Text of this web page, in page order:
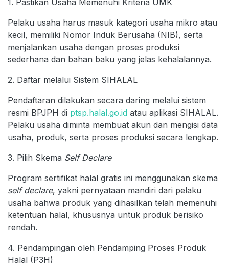
1. Pastikan Usaha Memenuhi Kriteria UMK
Pelaku usaha harus masuk kategori usaha mikro atau
kecil, memiliki Nomor Induk Berusaha (NIB), serta
menjalankan usaha dengan proses produksi
sederhana dan bahan baku yang jelas kehalalannya.
2. Daftar melalui Sistem SIHALAL
Pendaftaran dilakukan secara daring melalui sistem
resmi BPJPH di ptsp.halal.go.id atau aplikasi SIHALAL.
Pelaku usaha diminta membuat akun dan mengisi data
usaha, produk, serta proses produksi secara lengkap.
3. Pilih Skema Self Declare
Program sertifikat halal gratis ini menggunakan skema
self declare, yakni pernyataan mandiri dari pelaku
usaha bahwa produk yang dihasilkan telah memenuhi
ketentuan halal, khususnya untuk produk berisiko
rendah.
4. Pendampingan oleh Pendamping Proses Produk
Halal (P3H)